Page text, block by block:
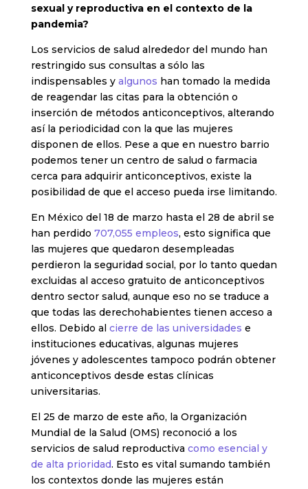
sexual y reproductiva en el contexto de la
pandemia?
Los servicios de salud alrededor del mundo han
restringido sus consultas a sólo las
indispensables y algunos han tomado la medida
de reagendar las citas para la obtención o
inserción de métodos anticonceptivos, alterando
así la periodicidad con la que las mujeres
disponen de ellos. Pese a que en nuestro barrio
podemos tener un centro de salud o farmacia
cerca para adquirir anticonceptivos, existe la
posibilidad de que el acceso pueda irse limitando.
En México del 18 de marzo hasta el 28 de abril se
han perdido 707,055 empleos, esto significa que
las mujeres que quedaron desempleadas
perdieron la seguridad social, por lo tanto quedan
excluidas al acceso gratuito de anticonceptivos
dentro sector salud, aunque eso no se traduce a
que todas las derechohabientes tienen acceso a
ellos. Debido al cierre de las universidades e
instituciones educativas, algunas mujeres
jóvenes y adolescentes tampoco podrán obtener
anticonceptivos desde estas clínicas
universitarias.
El 25 de marzo de este año, la Organización
Mundial de la Salud (OMS) reconoció a los
servicios de salud reproductiva como esencial y
de alta prioridad. Esto es vital sumando también
los contextos donde las mujeres están